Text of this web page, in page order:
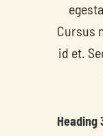
Cursus
id et.
Heading